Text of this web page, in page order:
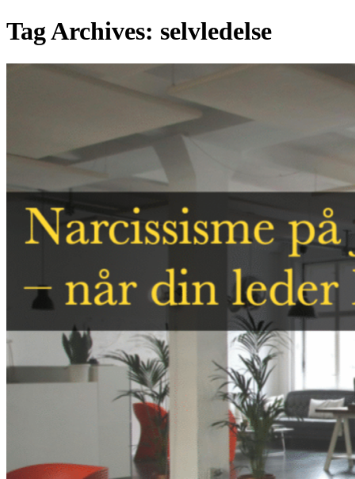
Tag Archives: selvledelse